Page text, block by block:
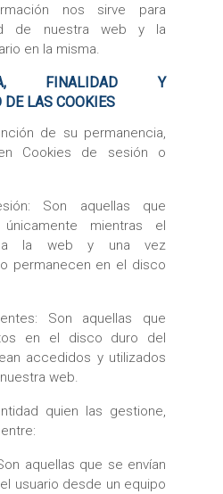
nos sirve para
de nuestra web y la
en la misma.
FINALIDAD Y
LAS COOKIES
de su permanencia,
Cookies de sesión o
Son aquellas que
mientras el
a la web y una vez
permanecen en el disco
Son aquellas que
en el disco duro del
accedidos y utilizados
web.
quien las gestione,
aquellas que se envían
usuario desde un equipo